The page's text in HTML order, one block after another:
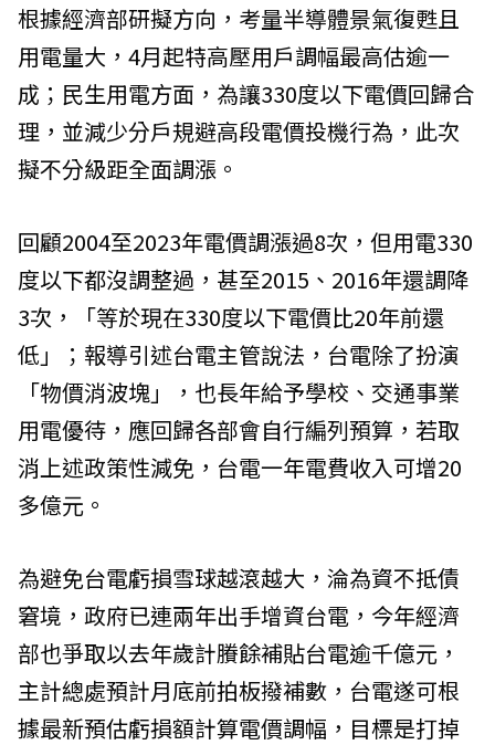
根據經濟部研擬方向，考量半導體景氣復甦且
用電量大，4月起特高壓用戶調幅最高估逾一
成；民生用電方面，為讓330度以下電價回歸合
理，並減少分戶規避高段電價投機行為，此次
擬不分級距全面調漲。
回顧2004至2023年電價調漲過8次，但用電330
度以下都沒調整過，甚至2015、2016年還調降
3次，「等於現在330度以下電價比20年前還
低」；報導引述台電主管說法，台電除了扮演
「物價消波塊」，也長年給予學校、交通事業
用電優待，應回歸各部會自行編列預算，若取
消上述政策性減免，台電一年電費收入可增20
多億元。
為避免台電虧損雪球越滾越大，淪為資不抵債
窘境，政府已連兩年出手增資台電，今年經濟
部也爭取以去年歲計賸餘補貼台電逾千億元，
主計總處預計月底前拍板撥補數，台電遂可根
據最新預估虧損額計算電價調幅，目標是打掉